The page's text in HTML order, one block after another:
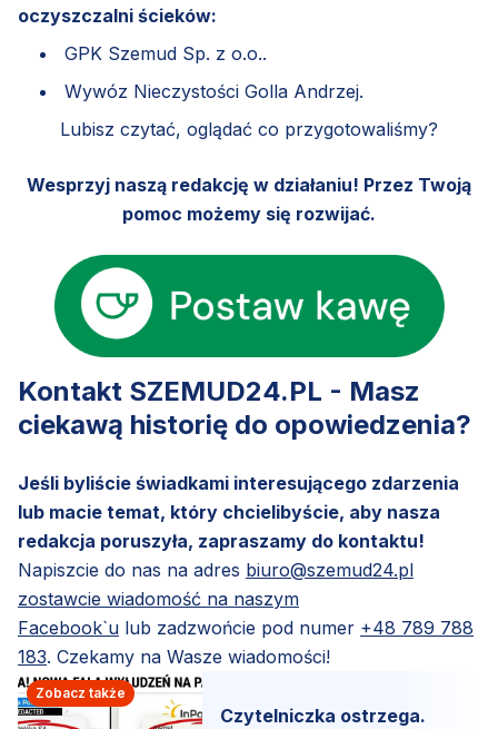
oczyszczalni ścieków:
GPK Szemud Sp. z o.o..
Wywóz Nieczystości Golla Andrzej.
Lubisz czytać, oglądać co przygotowaliśmy?
Wesprzyj naszą redakcję w działaniu! Przez Twoją
pomoc możemy się rozwijać.
Kontakt SZEMUD24.PL - Masz
ciekawą historię do opowiedzenia?
Jeśli byliście świadkami interesującego zdarzenia
lub macie temat, który chcielibyście, aby nasza
redakcja poruszyła, zapraszamy do kontaktu!
Napiszcie do nas na adres biuro@szemud24.pl
zostawcie wiadomość na naszym
Facebook`u lub zadzwońcie pod numer +48 789 788
183. Czekamy na Wasze wiadomości!
Zobacz także
Czytelniczka ostrzega.